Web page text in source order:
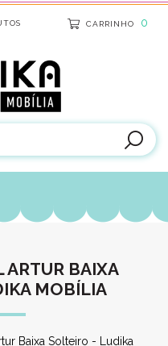
CARRINHO 0
ARTUR BAIXA
MOBÍLIA
Baixa Solteiro - Ludika